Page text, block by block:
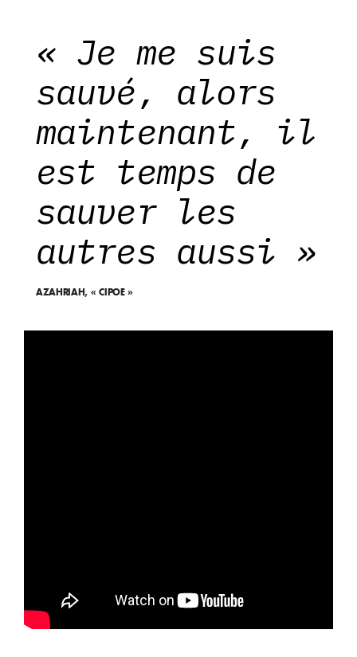
« Je me suis
sauvé, alors
maintenant, il
est temps de
sauver les
autres aussi »
AZAHRIAH, « CIPOE »